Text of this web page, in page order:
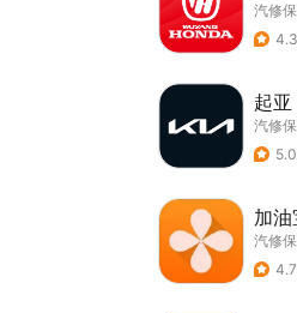
汽修
4.3
起
汽修
5.0
加油
汽修
4.7